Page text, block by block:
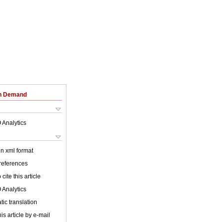
Demand
Analytics
xml format
cite this article
Analytics
translation
article by e-mail